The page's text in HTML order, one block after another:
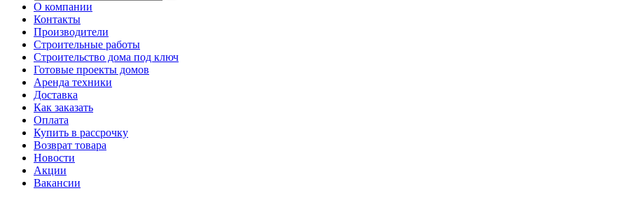
О компании
Контакты
Производители
Строительные работы
Строительство дома под ключ
Готовые проекты домов
Аренда техники
Доставка
Как заказать
Оплата
Купить в рассрочку
Возврат товара
Новости
Акции
Вакансии